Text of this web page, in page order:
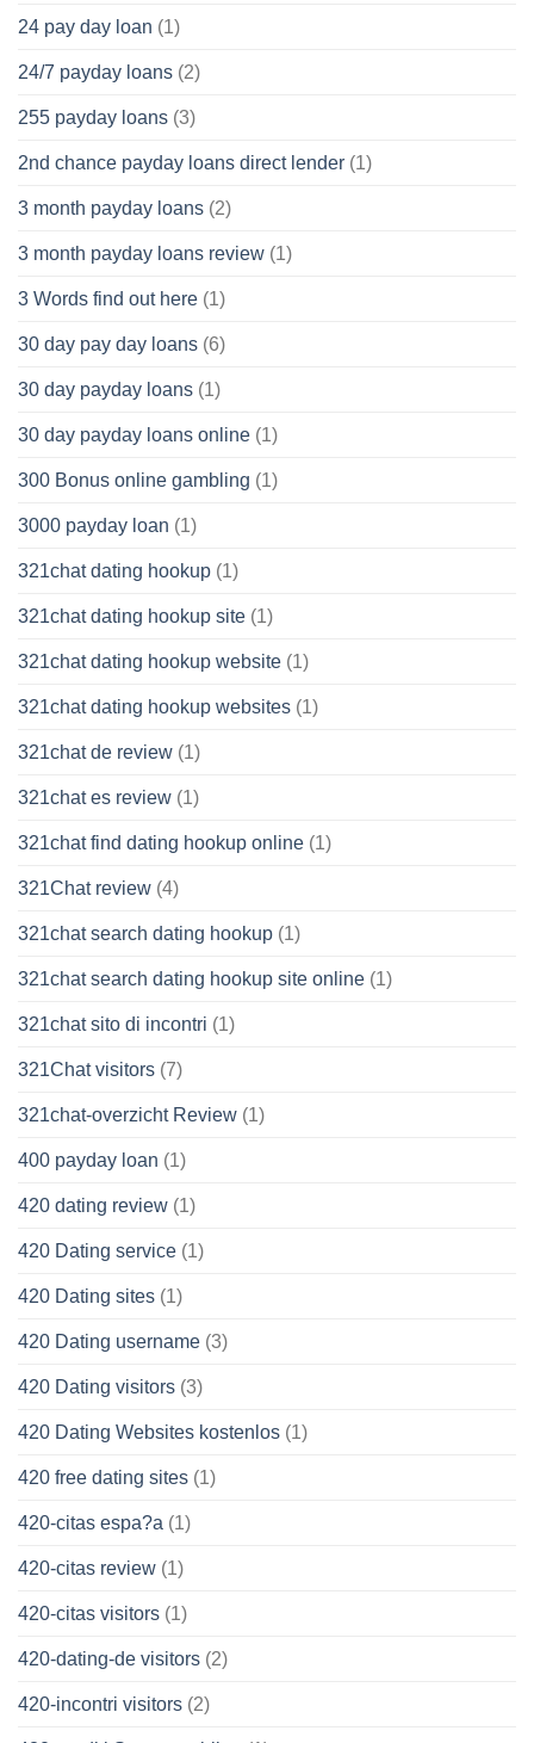
24 pay day loan (1)
24/7 payday loans (2)
255 payday loans (3)
2nd chance payday loans direct lender (1)
3 month payday loans (2)
3 month payday loans review (1)
3 Words find out here (1)
30 day pay day loans (6)
30 day payday loans (1)
30 day payday loans online (1)
300 Bonus online gambling (1)
3000 payday loan (1)
321chat dating hookup (1)
321chat dating hookup site (1)
321chat dating hookup website (1)
321chat dating hookup websites (1)
321chat de review (1)
321chat es review (1)
321chat find dating hookup online (1)
321Chat review (4)
321chat search dating hookup (1)
321chat search dating hookup site online (1)
321chat sito di incontri (1)
321Chat visitors (7)
321chat-overzicht Review (1)
400 payday loan (1)
420 dating review (1)
420 Dating service (1)
420 Dating sites (1)
420 Dating username (3)
420 Dating visitors (3)
420 Dating Websites kostenlos (1)
420 free dating sites (1)
420-citas espa?a (1)
420-citas review (1)
420-citas visitors (1)
420-dating-de visitors (2)
420-incontri visitors (2)